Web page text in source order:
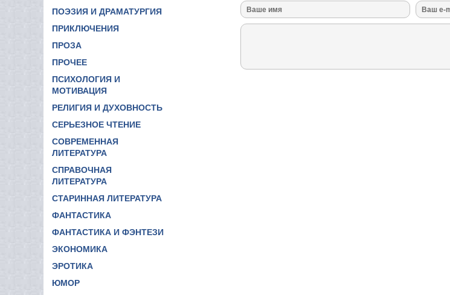
ПОЭЗИЯ И ДРАМАТУРГИЯ
ПРИКЛЮЧЕНИЯ
ПРОЗА
ПРОЧЕЕ
ПСИХОЛОГИЯ И
МОТИВАЦИЯ
РЕЛИГИЯ И ДУХОВНОСТЬ
СЕРЬЕЗНОЕ ЧТЕНИЕ
СОВРЕМЕННАЯ
ЛИТЕРАТУРА
СПРАВОЧНАЯ
ЛИТЕРАТУРА
СТАРИННАЯ ЛИТЕРАТУРА
ФАНТАСТИКА
ФАНТАСТИКА И ФЭНТЕЗИ
ЭКОНОМИКА
ЭРОТИКА
ЮМОР